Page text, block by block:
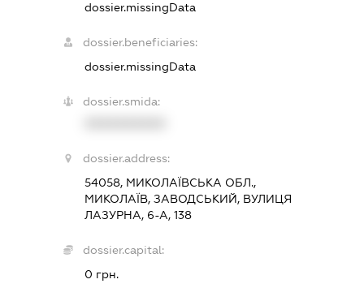
dossier.missingData
dossier.beneficiaries:
dossier.missingData
dossier.smida:
dossier.address:
54058, МИКОЛАЇВСЬКА ОБЛ.,
МИКОЛАЇВ, ЗАВОДСЬКИЙ, ВУЛИЦЯ
ЛАЗУРНА, 6-А, 138
dossier.capital:
0 грн.